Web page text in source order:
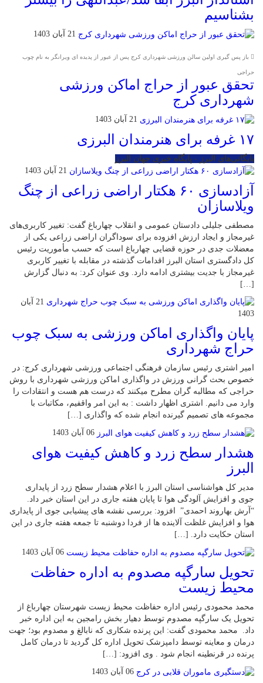
بشناسیم
21 آبان 1403
باز پس گیری اولین سالن ورزشی شهرداری کرج پس از عبور از پدیده ای ویرانگر به نام چوب
حراجی
تحقق عبور از حراج اماکن ورزشی
شهرداری کرج
21 آبان 1403
۱۷ غرفه برای هنرمندان البرزی
بایگانی‌های البرز - پایگاه خبری جهان البرز
21 آبان 1403
آزادسازی ۶۰ هکتار اراضی زراعی از چنگ
ویلاسازان
مصطفی جلیلی دادستان عمومی و انقلاب چهارباغ گفت: تغییر کاربری‌های
غیرمجاز و ایجاد ارزش افزوده برای سوداگران اراضی زراعی یکی از
معضلات جدی در حوزه قضایی چهارباغ است که حسب مأموریت رئیس
کل دادگستری استان البرز اقدامات گذشته در مقابله با تغییر کاربری
غیرمجاز با جدیت بیشتری ادامه دارد. وی عنوان کرد: به دنبال گزارش
[…]
21 آبان
1403
پایان واگذاری اماکن ورزشی به سبک چوب
حراج شهرداری
امیر اشتری رئیس سازمان فرهنگی اجتماعی ورزشی شهرداری کرج: در
خصوص بحث گرانی ورزش در واگذاری اماکن ورزشی شهرداری با روش
حراجی که مطالبه گران مطرح میکنند که درست هم هست و انتقادات را
وارد می دانیم. اشتری اظهار داشت : به این امر واقفیم، مکاتبات با
مجموعه های تصمیم گیرنده انجام شده که واگذاری […]
06 آبان 1403
هشدار سطح زرد و کاهش کیفیت هوای
البرز
مدیر کل هواشناسی استان البرز با اعلام هشدار سطح زرد از پایداری
جوی و افزایش آلودگی هوا تا پایان هفته جاری در این استان خبر داد.
“آرش بهاروند احمدی” افزود: بررسی نقشه های پیشیابی جوی از پایداری
هوا و افزایش غلظت آلاینده ها از فردا دوشنبه تا جمعه هفته جاری در این
استان حکایت دارد. […]
06 آبان 1403
تحویل سارگپه مصدوم به اداره حفاظت
محیط زیست
محمد محمودی رئیس اداره حفاظت محیط زیست شهرستان چهارباغ از
تحویل یک سارگپه مصدوم توسط دهیار بخش رامجین به این اداره خبر
داد. محمد محمودی گفت: این پرنده شکاری که نابالغ و مصدوم بود؛ جهت
درمان و معاینه توسط دامپزشک تحویل اداره کل گردید تا درمان کامل
پرنده در قرنطینه انجام شود . وی افزود: […]
06 آبان 1403